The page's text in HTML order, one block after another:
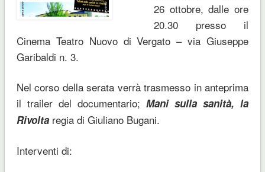
26 ottobre, dalle ore
20.30 presso il
Cinema Teatro Nuovo di Vergato – via Giuseppe
Garibaldi n. 3.
Nel corso della serata verrà trasmesso in anteprima
il trailer del documentario; Mani sulla sanità, la
Rivoltaregia di Giuliano Bugani.
Interventi di: